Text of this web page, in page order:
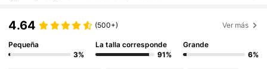
4.64 (500+) Ver más
Pequeña
3%
La talla corresponde
91%
Grande
6%